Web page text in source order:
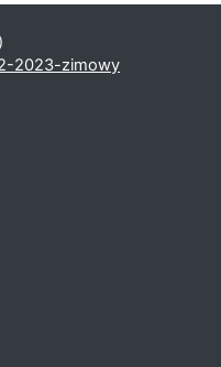
)
2023-zimowy